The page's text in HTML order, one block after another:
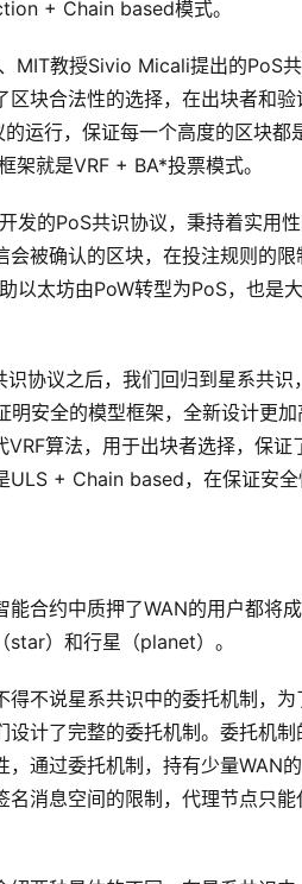
+ Chain based模式。
MIT教授Sivio Micali提出的PoS
区块合法性的选择，在出块者和
运行，保证每一个高度的区块
就是VRF + BA*投票模式。
发的PoS共识协议，秉持着实用
会被确认的区块，在投注规则的
以太坊由PoW转型为PoS，也是
识协议之后，我们回归到星系共
安全的模型框架，全新设计更
算法，用于出块者选择，保
ULS + Chain based，在保证安全
能合约中质押了WAN的用户都将
）和行星（planet）。
得不说星系共识中的委托机制，
设计了完整的委托机制。委托机
，通过委托机制，持有少量WAN
名消息空间的限制，代理节点只